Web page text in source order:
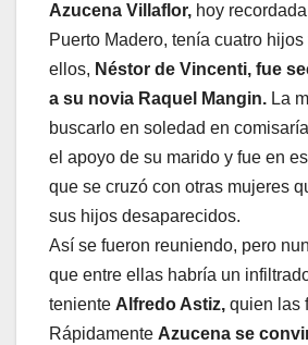
Azucena Villaflor, hoy
Puerto Madero, tenía cuatro
ellos, Néstor de Vincenti, fue
a su novia Raquel Mangin. La
buscarlo en soledad en
el apoyo de su marido y fue en
que se cruzó con otras mujeres
sus hijos desaparecidos.
Así se fueron reuniendo, pero
que entre ellas habría un
teniente Alfredo Astiz, quien las
Rápidamente Azucena se